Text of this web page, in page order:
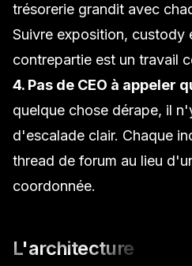
trésorerie grandit avec
Suivre exposition, custody
contrepartie est un travail
4. Pas de CEO à appeler
quelque chose dérape, il
d'escalade clair. Chaque
thread de forum au lieu
coordonnée.
L'architecture